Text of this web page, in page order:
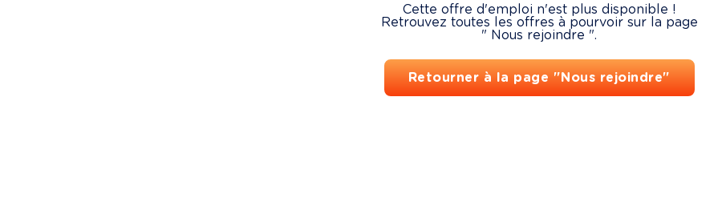
Cette offre d'emploi n'est plus disponible !
Retrouvez toutes les offres à pourvoir sur la page
" Nous rejoindre ".
Retourner à la page "Nous rejoindre"